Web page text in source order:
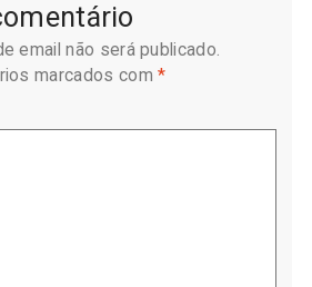
email não será publicado.
marcados com*